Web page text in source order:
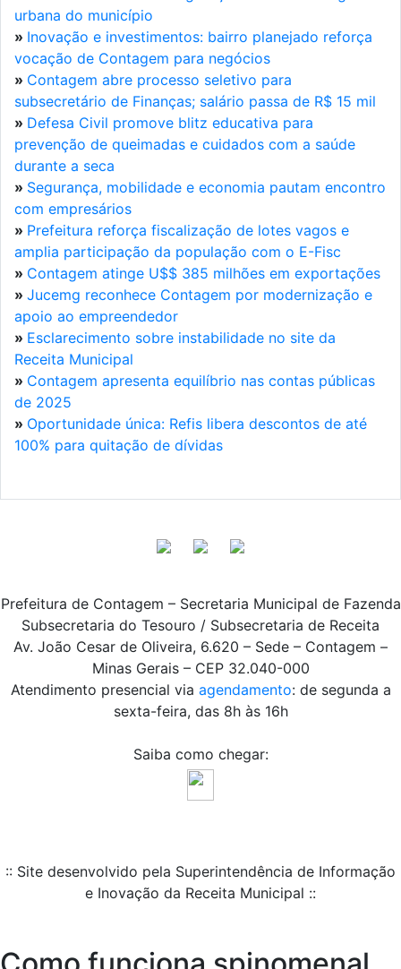
urbana do município
» Inovação e investimentos: bairro planejado reforça
vocação de Contagem para negócios
» Contagem abre processo seletivo para
subsecretário de Finanças; salário passa de R$ 15 mil
» Defesa Civil promove blitz educativa para
prevenção de queimadas e cuidados com a saúde
durante a seca
» Segurança, mobilidade e economia pautam encontro
com empresários
» Prefeitura reforça fiscalização de lotes vagos e
amplia participação da população com o E-Fisc
» Contagem atinge U$$ 385 milhões em exportações
» Jucemg reconhece Contagem por modernização e
apoio ao empreendedor
» Esclarecimento sobre instabilidade no site da
Receita Municipal
» Contagem apresenta equilíbrio nas contas públicas
de 2025
» Oportunidade única: Refis libera descontos de até
100% para quitação de dívidas
Prefeitura de Contagem – Secretaria Municipal de Fazenda
Subsecretaria do Tesouro / Subsecretaria de Receita
Av. João Cesar de Oliveira, 6.620 – Sede – Contagem –
Minas Gerais – CEP 32.040-000
Atendimento presencial via agendamento: de segunda a
sexta-feira, das 8h às 16h
Saiba como chegar:
:: Site desenvolvido pela Superintendência de Informação
e Inovação da Receita Municipal ::